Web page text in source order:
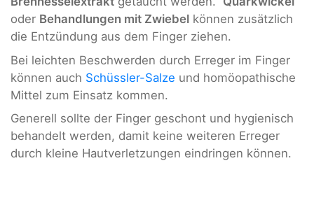
oder Behandlungen mit Zwiebel können zusätzlich
die Entzündung aus dem Finger ziehen.
Bei leichten Beschwerden durch Erreger im Finger
können auch Schüssler-Salze und homöopathische
Mittel zum Einsatz kommen.
Generell sollte der Finger geschont und hygienisch
behandelt werden, damit keine weiteren Erreger
durch kleine Hautverletzungen eindringen können.